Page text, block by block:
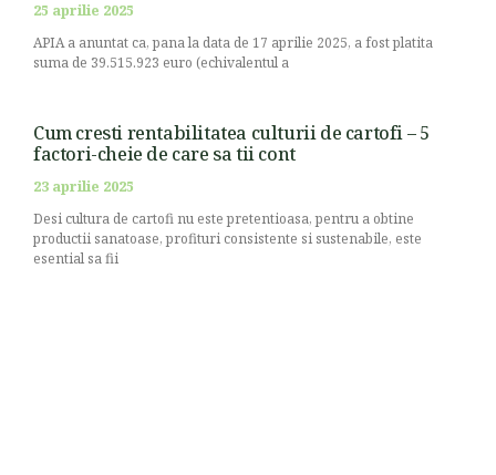
25 aprilie 2025
APIA a anuntat ca, pana la data de 17 aprilie 2025, a fost platita
suma de 39.515.923 euro (echivalentul a
Cum cresti rentabilitatea culturii de cartofi – 5
factori-cheie de care sa tii cont
23 aprilie 2025
Desi cultura de cartofi nu este pretentioasa, pentru a obtine
productii sanatoase, profituri consistente si sustenabile, este
esential sa fii